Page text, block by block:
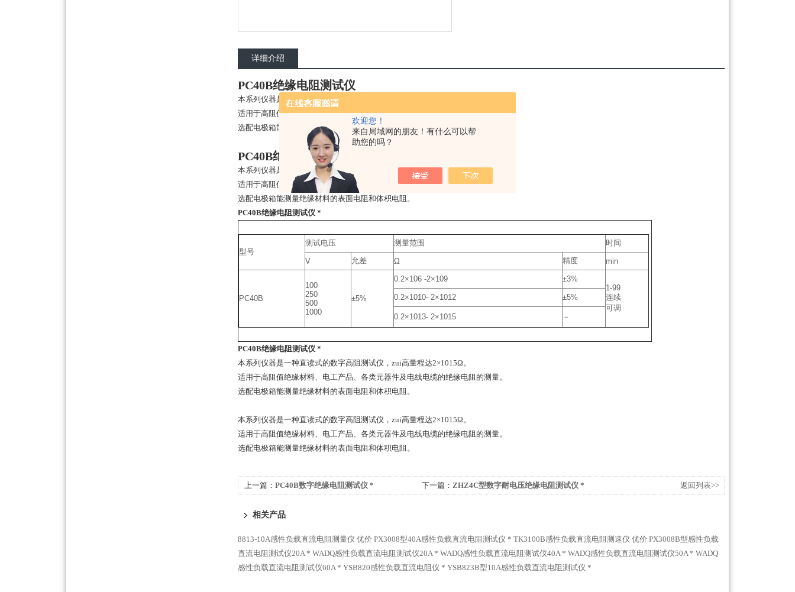
欢迎您！
来自局域网的朋友！有什么可以帮
助您的吗？
详细介绍
PC40B绝缘电阻测试仪
本系列仪器是一种直读式的数字高阻测试仪，zui高量程达2×1015Ω。
适用于高阻值绝缘材料、电工产品、各类元器件及电线电缆的绝缘电阻的测量。
选配电极箱能测量绝缘材料的表面电阻和体积电阻。
PC40B绝缘电阻测试仪
本系列仪器是一种直读式的数字高阻测试仪，zui高量程达2×1015Ω。
适用于高阻值绝缘材料、电工产品、各类元器件及电线电缆的绝缘电阻的测量。
选配电极箱能测量绝缘材料的表面电阻和体积电阻。
PC40B绝缘电阻测试仪 *
型号
测试电压 测量范围 时间
V 允差 Ω 精度 min
PC40B
100
250
500
1000
±5%
0.2×106 -2×109
±3%
1-99
连续
可调
0.2×1010- 2×1012 ±5%
0.2×1013- 2×1015 －
PC40B绝缘电阻测试仪 *
本系列仪器是一种直读式的数字高阻测试仪，zui高量程达2×1015Ω。
适用于高阻值绝缘材料、电工产品、各类元器件及电线电缆的绝缘电阻的测量。
选配电极箱能测量绝缘材料的表面电阻和体积电阻。
本系列仪器是一种直读式的数字高阻测试仪，zui高量程达2×1015Ω。
适用于高阻值绝缘材料、电工产品、各类元器件及电线电缆的绝缘电阻的测量。
选配电极箱能测量绝缘材料的表面电阻和体积电阻。
上一篇： PC40B数字绝缘电阻测试仪 * 下一篇： ZHZ4C型数字耐电压绝缘电阻测试仪 * 返回列表>>
相关产品
8813-10A感性负载直流电阻测量仪 优价 PX3008型40A感性负载直流电阻测试仪 * TK3100B感性负载直流电阻测速仪 优价 PX3008B型感性负载
直流电阻测试仪20A * WADQ感性负载直流电阻测试仪20A * WADQ感性负载直流电阻测试仪40A * WADQ感性负载直流电阻测试仪50A * WADQ
感性负载直流电阻测试仪60A * YSB820感性负载直流电阻仪 * YSB823B型10A感性负载直流电阻测试仪 *